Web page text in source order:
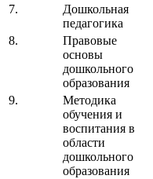
7.
Дошкольная
педагогика
8.
Правовые
основы
дошкольного
образования
9.
Методика
обучения и
воспитания в
области
дошкольного
образования